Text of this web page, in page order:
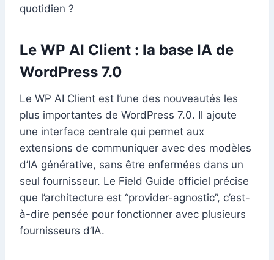
quotidien ?
Le WP AI Client : la base IA de
WordPress 7.0
Le WP AI Client est l’une des nouveautés les
plus importantes de WordPress 7.0. Il ajoute
une interface centrale qui permet aux
extensions de communiquer avec des modèles
d’IA générative, sans être enfermées dans un
seul fournisseur. Le Field Guide officiel précise
que l’architecture est “provider-agnostic”, c’est-
à-dire pensée pour fonctionner avec plusieurs
fournisseurs d’IA.